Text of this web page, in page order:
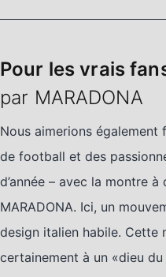
Pour les vrais
par MARADONA
Nous aimerions également
de football et des
d’année – avec la montre
MARADONA. Ici, un
design italien habile. Cette
certainement à un «dieu